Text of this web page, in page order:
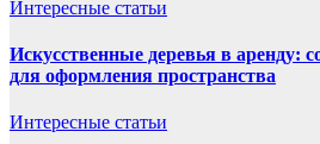
Интересные статьи
Искусственные деревья в аренду:
для оформления пространства
Интересные статьи